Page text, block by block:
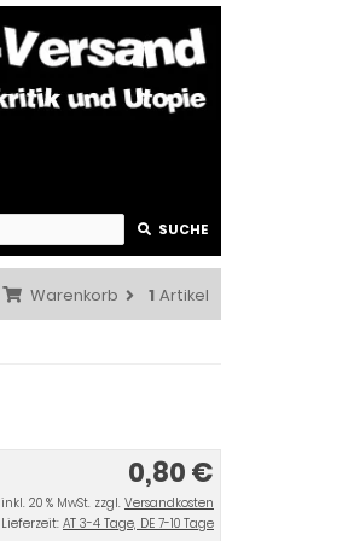
SUCHE
Warenkorb 1 Artikel
0,80 €
inkl. 20 % MwSt. zzgl. Versandkosten
Lieferzeit: AT 3-4 Tage, DE 7-10 Tage